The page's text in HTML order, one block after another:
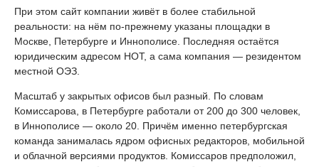
При этом сайт компании живёт в более стабильной
реальности: на нём по-прежнему указаны площадки в
Москве, Петербурге и Иннополисе. Последняя остаётся
юридическим адресом НОТ, а сама компания — резидентом
местной ОЭЗ.
Масштаб у закрытых офисов был разный. По словам
Комиссарова, в Петербурге работали от 200 до 300 человек,
в Иннополисе — около 20. Причём именно петербургская
команда занималась ядром офисных редакторов, мобильной
и облачной версиями продуктов. Комиссаров предположил,